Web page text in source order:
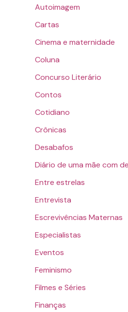
Autoimagem
Cartas
Cinema e maternidade
Coluna
Concurso Literário
Contos
Cotidiano
Crônicas
Desabafos
Diário de uma mãe com
Entre estrelas
Entrevista
Escrevivências Maternas
Especialistas
Eventos
Feminismo
Filmes e Séries
Finanças